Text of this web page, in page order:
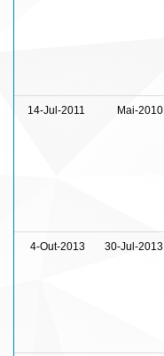
14-Jul-2011 Mai-2010
4-Out-2013 30-Jul-2013